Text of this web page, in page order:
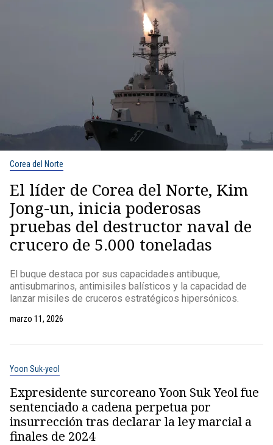
Corea del Norte
El líder de Corea del Norte, Kim
Jong-un, inicia poderosas
pruebas del destructor naval de
crucero de 5.000 toneladas
El buque destaca por sus capacidades antibuque,
antisubmarinos, antimisiles balísticos y la capacidad de
lanzar misiles de cruceros estratégicos hipersónicos.
marzo 11, 2026
Yoon Suk-yeol
Expresidente surcoreano Yoon Suk Yeol fue
sentenciado a cadena perpetua por
insurrección tras declarar la ley marcial a
finales de 2024